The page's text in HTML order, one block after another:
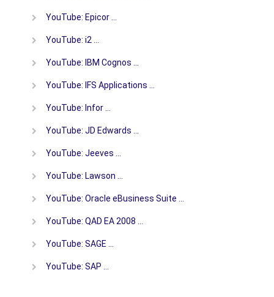
YouTube: Epicor …
YouTube: i2 …
YouTube: IBM Cognos …
YouTube: IFS Applications …
YouTube: Infor …
YouTube: JD Edwards …
YouTube: Jeeves …
YouTube: Lawson …
YouTube: Oracle eBusiness Suite …
YouTube: QAD EA 2008 …
YouTube: SAGE …
YouTube: SAP …